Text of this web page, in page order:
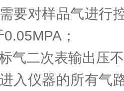
对样品气进行控
；
二次表输出压不
仪器的所有气路